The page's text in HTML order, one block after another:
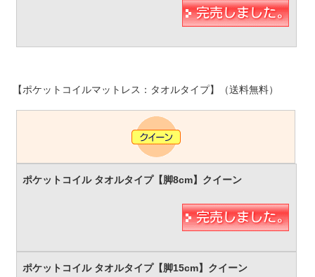
【ポケットコイルマットレス：タオルタイプ】（送料無料）